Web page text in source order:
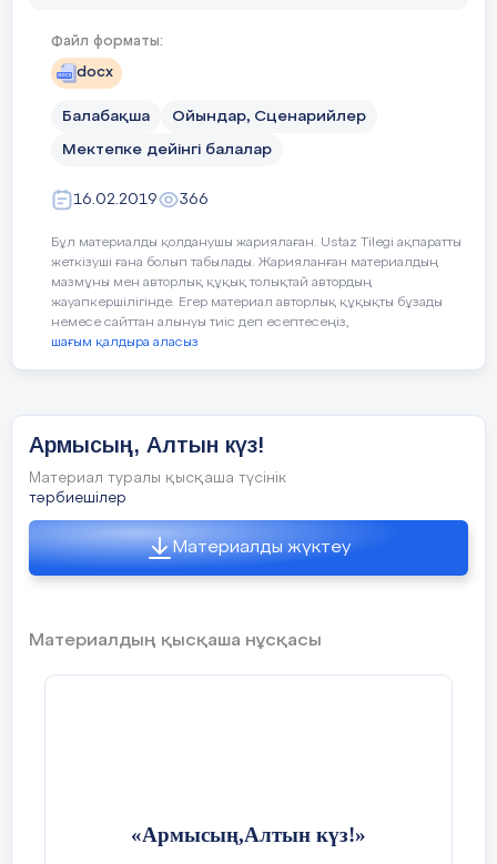
Файл форматы:
docx
Балабақша Ойындар, Сценарийлер
Мектепке дейінгі балалар
16.02.2019 366
Бұл материалды қолданушы жариялаған. Ustaz Tilegi ақпаратты
жеткізуші ғана болып табылады. Жарияланған материалдың
мазмұны мен авторлық құқық толықтай автордың
жауапкершілігінде. Егер материал авторлық құқықты бұзады
немесе сайттан алынуы тиіс деп есептесеңіз,
шағым қалдыра аласыз
Армысың, Алтын күз!
Материал туралы қысқаша түсінік
тәрбиешілер
Материалды жүктеу
Материалдың қысқаша нұсқасы
«Армысың,Алтын күз!»